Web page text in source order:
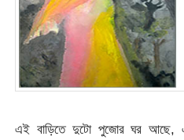
এই বাড়িতে দুটো পুজোর ঘর আছে,